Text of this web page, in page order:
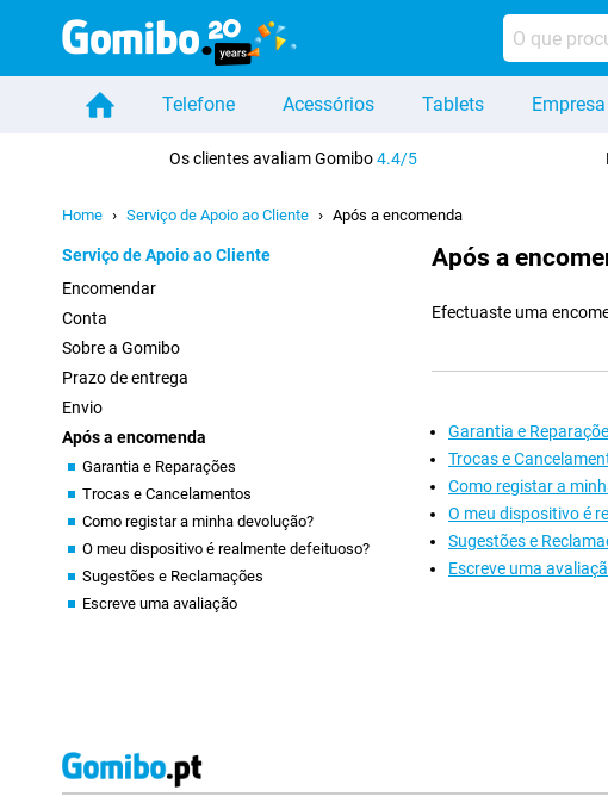
Telefone Acessórios Tablets Empresa
Os clientes avaliam Gomibo4.4/5
Home Serviço de Apoio ao Cliente Após a encomenda
Serviço de Apoio ao Cliente
Encomendar
Conta
Sobre a Gomibo
Prazo de entrega
Envio
Após a encomenda
Garantia e Reparações
Trocas e Cancelamentos
Como registar a minha devolução?
O meu dispositivo é realmente defeituoso?
Sugestões e Reclamações
Escreve uma avaliação
Após a
Efectuaste uma
Garantia e
Trocas e
Como registar a
O meu dispositivo é
Sugestões e
Escreve uma